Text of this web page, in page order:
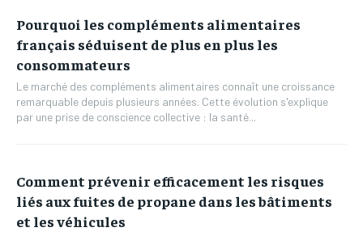
Pourquoi les compléments alimentaires
français séduisent de plus en plus les
consommateurs
Le marché des compléments alimentaires connaît une croissance
remarquable depuis plusieurs années. Cette évolution s'explique
par une prise de conscience collective : la santé...
Comment prévenir efficacement les risques
liés aux fuites de propane dans les bâtiments
et les véhicules